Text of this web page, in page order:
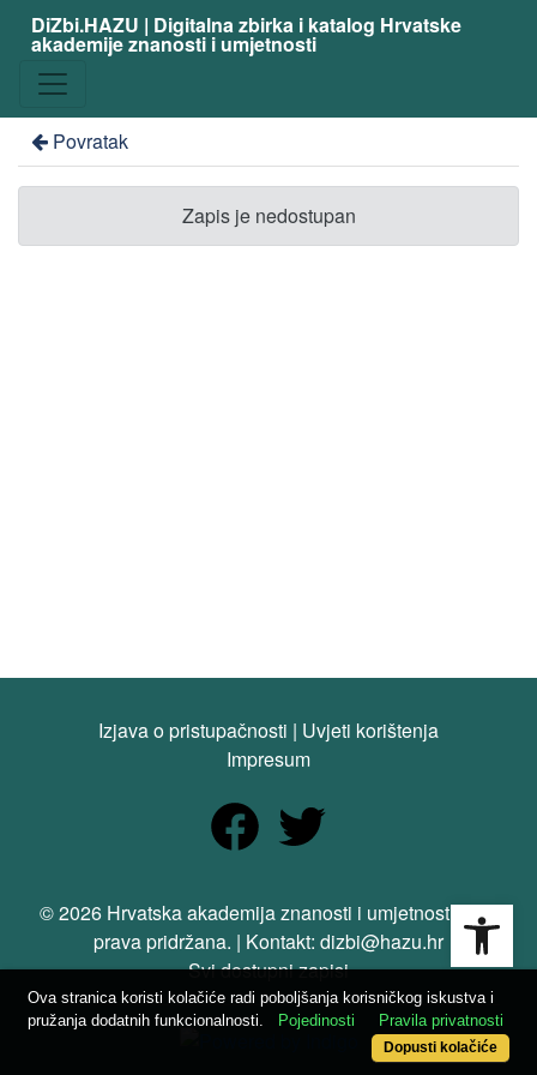
DiZbi.HAZU | Digitalna zbirka i katalog Hrvatske
akademije znanosti i umjetnosti
Povratak
Zapis je nedostupan
Izjava o pristupačnosti | Uvjeti korištenja
Impresum
© 2026 Hrvatska akademija znanosti i umjetnosti. Sva
prava pridržana. | Kontakt: dizbi@hazu.hr
Svi dostupni zapisi
Ova stranica koristi kolačiće radi poboljšanja korisničkog iskustva i
pružanja dodatnih funkcionalnosti.
Pojedinosti Pravila privatnosti
Dopusti kolačiće